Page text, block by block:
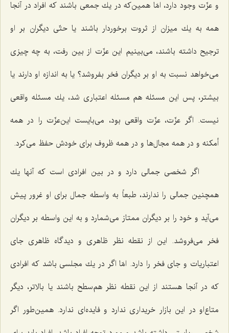
و عزّت وجود دارد، امّا همین‌كه در یك جمعی باشند كه افراد در آنجا
همه به یك میزان از ثروت برخوردار باشند یا حتّی دیگران بر او
ترجیح داشته باشند، می‌بینیم این عزّت از بین رفت، به چه چیزی
می‌خواهد نسبت به او بر دیگران فخر بفروشد؟ یا به اندازه او دارند یا
بیشتر، پس این مسئله هم مسئله اعتباری شد، یك مسئله واقعی
نیست. اگر عزّت، عزّت واقعی بود، می‌بایست این‌عزّت را در همه
أمكنه و در همه مجال‌ها و در همه ظروف برای خودش حفظ می‌كرد.
اگر شخصی جمالی دارد و در بین افرادی است كه آنها یك
همچنین جمالی را ندارند، طبعاً به واسطه جمال برای او غرور پیش
می‌آید و خود را بر دیگران ممتاز می‌شمارد و به این واسطه بر دیگران
فخر می‌فروشد. این از نقطه نظر ظاهری و دیدگاه ظاهری جای
اعتباریات و جای فخر را دارد. امّا اگر در یك مجلسی باشد كه افرادی
كه در آنجا هستند از این نقطه نظر هم‌سطح باشند یا بالاتر، دیگر
متاع‌او در این بازار خریداری ندارد و فایده‌ای ندارد. همین‌طور اگر